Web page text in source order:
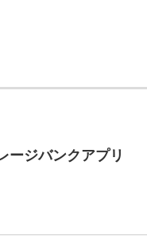
ージバンクアプリ